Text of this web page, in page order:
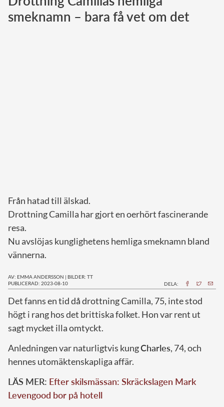
Norska kungahuset
smeknamn – bara få vet om det
Från hatad till älskad.
Drottning Camilla har gjort en oerhört fascinerande
resa.
Nu avslöjas kunglighetens hemliga smeknamn bland
vännerna.
AV: EMMA ANDERSSON | BILDER: TT
PUBLICERAD: 2023-08-10
DELA:
Det fanns en tid då drottning Camilla, 75, inte stod
högt i rang hos det brittiska folket. Hon var rent ut
sagt mycket illa omtyckt.
Anledningen var naturligtvis kungCharles, 74, och
hennes utomäktenskapliga affär.
LÄS MER: Efter skilsmässan: Skräckslagen Mark
Levengood bor på hotell